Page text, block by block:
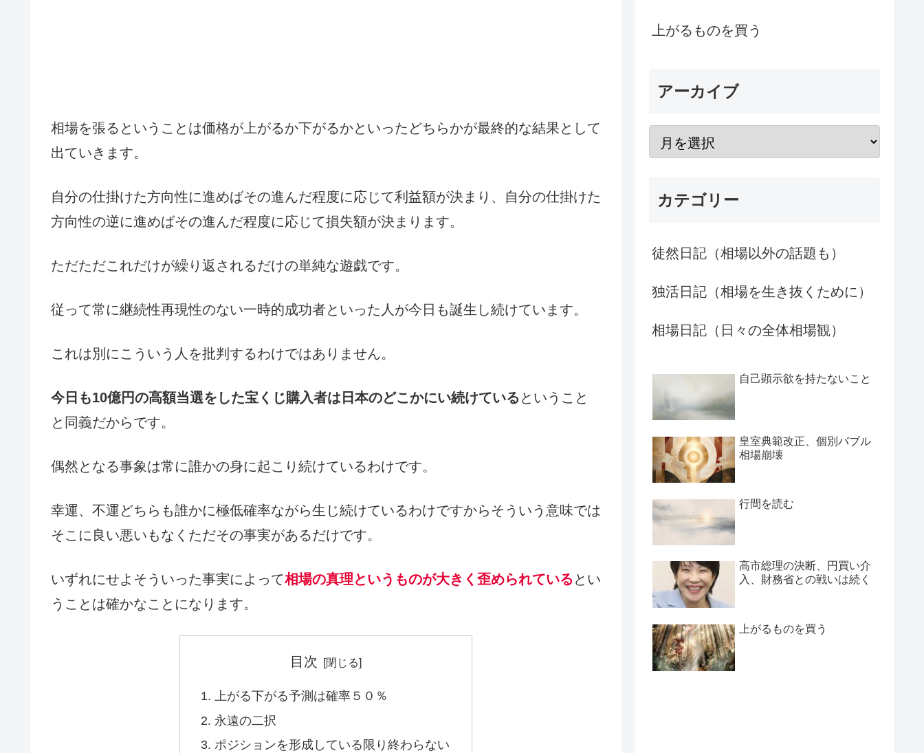
相場を張るということは価格が上がるか下がるかといったどちらかが最終的な結果として
出ていきます。
自分の仕掛けた方向性に進めばその進んだ程度に応じて利益額が決まり、自分の仕掛けた
方向性の逆に進めばその進んだ程度に応じて損失額が決まります。
ただただこれだけが繰り返されるだけの単純な遊戯です。
従って常に継続性再現性のない一時的成功者といった人が今日も誕生し続けています。
これは別にこういう人を批判するわけではありません。
今日も10億円の高額当選をした宝くじ購入者は日本のどこかにい続けている ということ
と同義だからです。
偶然となる事象は常に誰かの身に起こり続けているわけです。
幸運、不運どちらも誰かに極低確率ながら生じ続けているわけですからそういう意味では
そこに良い悪いもなくただその事実があるだけです。
いずれにせよそういった事実によって相場の真理というものが大きく歪められているとい
うことは確かなことになります。
目次
上がる下がる予測は確率５０％
永遠の二択
ポジションを形成している限り終わらない
上がるものを買う
アーカイブ
カテゴリー
徒然日記（相場以外の話題も）
独活日記（相場を生き抜くために）
相場日記（日々の全体相場観）
自己顕示欲を持たないこと
皇室典範改正、個別バブル
相場崩壊
行間を読む
高市総理の決断、円買い介
入、財務省との戦いは続く
上がるものを買う